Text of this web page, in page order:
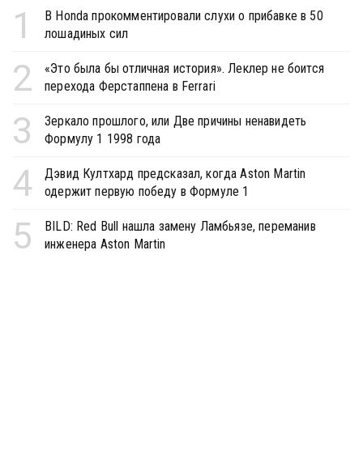
1
В Honda прокомментировали слухи о прибавке в 50
лошадиных сил
2
«Это была бы отличная история». Леклер не боится
перехода Ферстаппена в Ferrari
3
Зеркало прошлого, или Две причины ненавидеть
Формулу 1 1998 года
4
Дэвид Култхард предсказал, когда Aston Martin
одержит первую победу в Формуле 1
5
BILD: Red Bull нашла замену Ламбьязе, переманив
инженера Aston Martin